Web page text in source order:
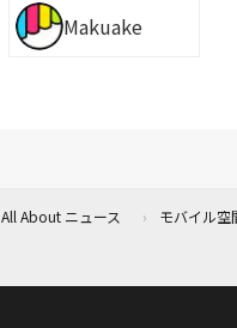
Makuake
All About ニュース
モバイル空